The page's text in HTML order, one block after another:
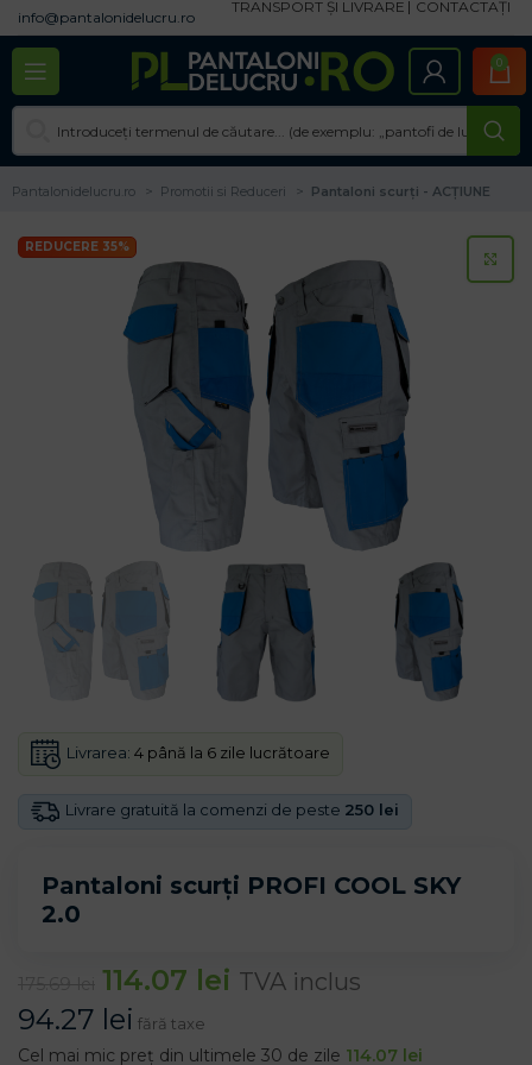
info@pantalonidelucru.ro
TRANSPORT ȘI LIVRARE CONTACTAȚI
0
Pantalonidelucru.ro Promotii si Reduceri Pantaloni scurți - ACȚIUNE
REDUCERE 35%
Pantaloni scurți PROFI COOL SKY
2.0
Livrare gratuită la comenzi de peste 250 lei
Livrarea: 4 până la 6 zile lucrătoare
114.07 lei TVA inclus
94.27 lei fără taxe
Cel mai mic preț din ultimele 30 de zile 114.07 lei